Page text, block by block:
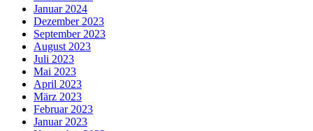
Januar 2024
Dezember 2023
September 2023
August 2023
Juli 2023
Mai 2023
April 2023
März 2023
Februar 2023
Januar 2023